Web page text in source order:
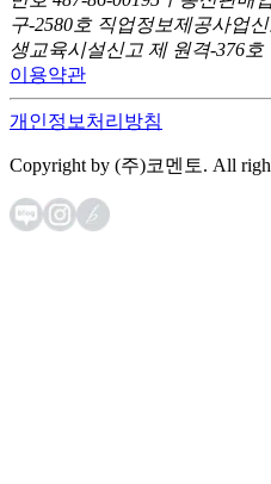
구-2580호 직업정보제공사업
생교육시설신고 제 원격-376호
이용약관
개인정보처리방침
Copyright by (주)코멘토. All